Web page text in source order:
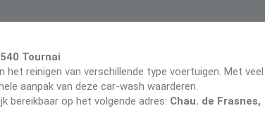
Tournai
het reinigen van verschillende type voertuigen. Met veel
aanpak van deze car-wash waarderen.
bereikbaar op het volgende adres: Chau. de Frasnes,